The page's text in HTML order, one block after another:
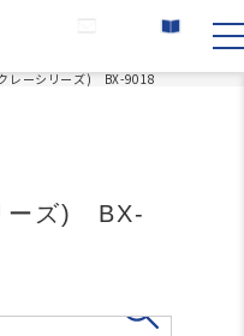
レーシリーズ) BX-9018
ーズ) BX-